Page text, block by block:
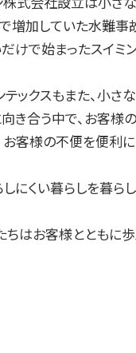
増加していた水難事
けで始まったスイミ
ックスもまた、小さ
き合う中で、お客様
お客様の不便を便利に
にくい暮らしを暮ら
ちはお客様とともに歩